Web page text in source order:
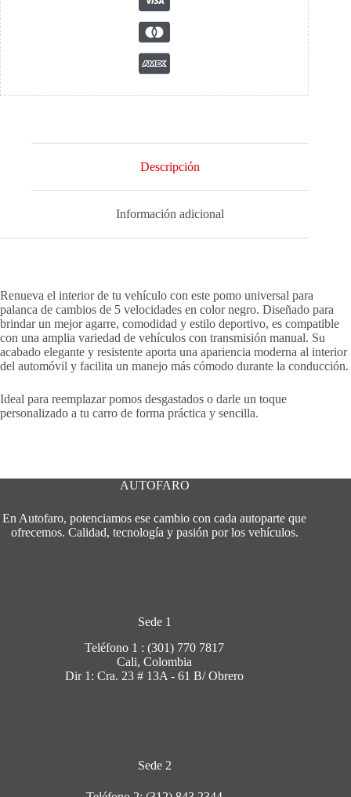
5
velocidades
–
Negra
cantidad
Descripción
Información adicional
Renueva el interior de tu vehículo con este pomo universal para
palanca de cambios de 5 velocidades en color negro. Diseñado para
brindar un mejor agarre, comodidad y estilo deportivo, es compatible
con una amplia variedad de vehículos con transmisión manual. Su
acabado elegante y resistente aporta una apariencia moderna al interior
del automóvil y facilita un manejo más cómodo durante la conducción.
Ideal para reemplazar pomos desgastados o darle un toque
personalizado a tu carro de forma práctica y sencilla.
AUTOFARO
En Autofaro, potenciamos ese cambio con cada autoparte que
ofrecemos. Calidad, tecnología y pasión por los vehículos.
Sede 1
Teléfono 1 : (301) 770 7817
Cali, Colombia
Dir 1: Cra. 23 # 13A - 61 B/ Obrero
Sede 2